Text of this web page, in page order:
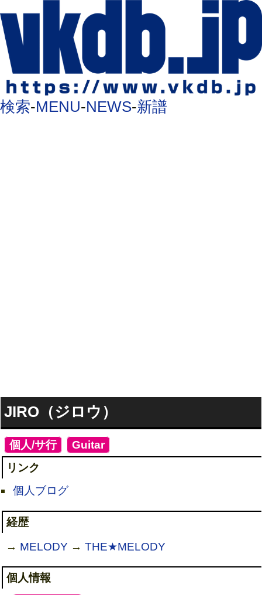
検索-MENU-NEWS-新譜
JIRO（ジロウ）
個人/サ行] Guitar]
リンク
個人ブログ
経歴
→ MELODY →THE★MELODY
個人情報